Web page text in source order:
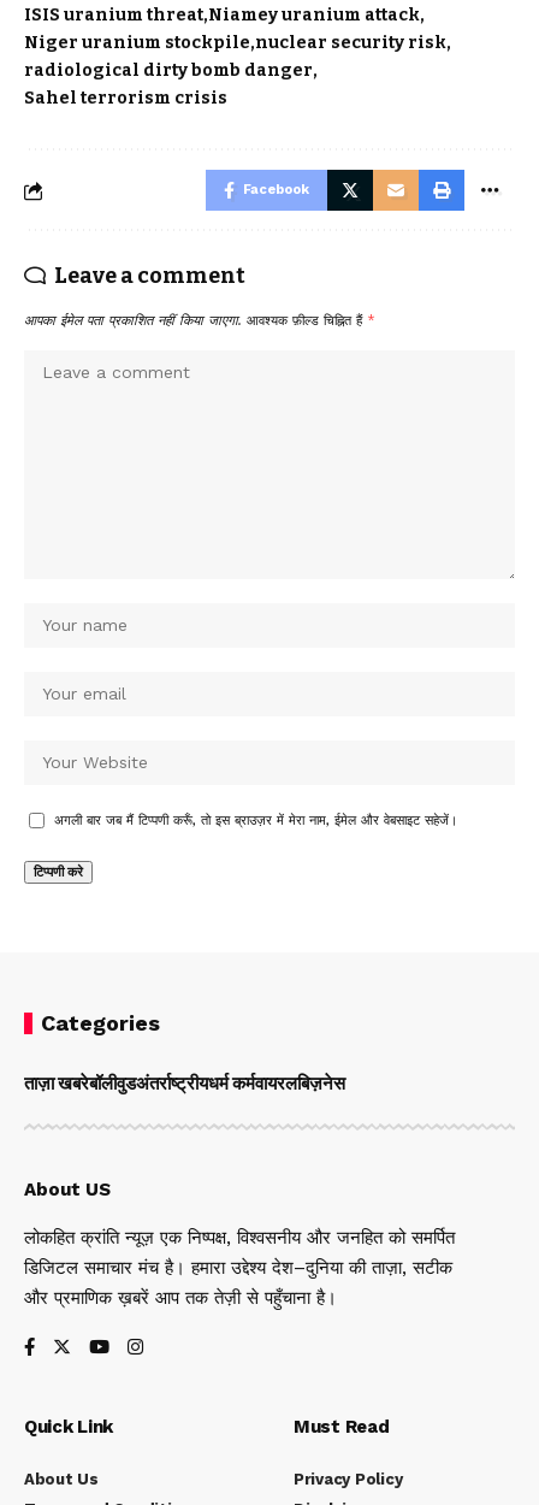
ISIS uranium threat Niamey uranium attack
Niger uranium stockpile nuclear security risk
radiological dirty bomb danger
Sahel terrorism crisis
Facebook
Leave a comment
आपका ईमेल पता प्रकाशित नहीं किया जाएगा. आवश्यक फ़ील्ड चिह्नित हैं *
अगली बार जब मैं टिप्पणी करूँ, तो इस ब्राउज़र में मेरा नाम, ईमेल और वेबसाइट सहेजें।
Categories
ताज़ा खबरेबॉलीवुडअंतर्राष्ट्रीयधर्म कर्मवायरलबिज़नेस
About US
लोकहित क्रांति न्यूज़ एक निष्पक्ष, विश्वसनीय और जनहित को समर्पित
डिजिटल समाचार मंच है। हमारा उद्देश्य देश–दुनिया की ताज़ा, सटीक
और प्रमाणिक ख़बरें आप तक तेज़ी से पहुँचाना है।
Quick Link
About Us
Must Read
Privacy Policy